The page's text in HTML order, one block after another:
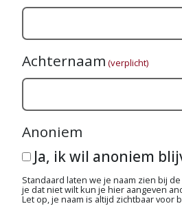
Achternaam (verplicht)
Anoniem
Ja, ik wil anoniem
Standaard laten we je naam zien bij
je dat niet wilt kun je hier aangeven
Let op, je naam is altijd zichtbaar voor